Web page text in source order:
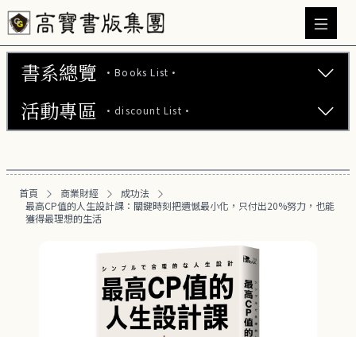
書系總覽 ·Books List·
文學小說 (737)
商業財經 (100)
投資理財 (27)
職場工作術 (19)
活動專區 ·discount List·
【2本7折】高寶小說系列全圖鑑書展
【66折】高寶小說系列全圖鑑書展
首頁 商業財經
成功法
最高CP值的人生設計課：關鍵時刻把遺憾最小化，只付出20%努力，也能
獲得最理想的生活